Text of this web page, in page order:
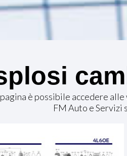
è possibile accedere
FM Auto e Servizi